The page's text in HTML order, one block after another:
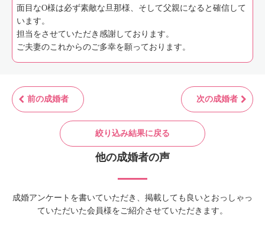
面目なO様は必ず素敵な旦那様、そして父親になると確信して
います。
担当をさせていただき感謝しております。
ご夫妻のこれからのご多幸を願っております。
前の成婚者 次の成婚者
絞り込み結果に戻る
他の成婚者の声
成婚アンケートを書いていただき、掲載しても良いとおっしゃっ
ていただいた会員様をご紹介させていただきます。